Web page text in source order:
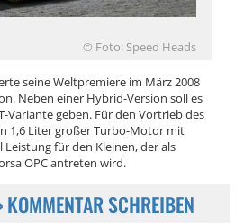
© Foto: Speed Heads
seine Weltpremiere im März 2008
Neben einer Hybrid-Version soll es
Variante geben. Für den Vortrieb des
1,6 Liter großer Turbo-Motor mit
Leistung für den Kleinen, der als
OPC antreten wird.
KOMMENTAR SCHREIBEN